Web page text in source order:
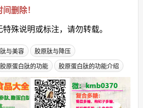
删除！
殊说明或标注，请勿转载。
与美容 胶原肽与降压
胶原蛋白肽的功能 胶原蛋白肽的功能介绍